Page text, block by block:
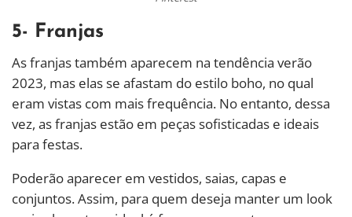
5- Franjas
As franjas também aparecem na tendência verão
2023, mas elas se afastam do estilo boho, no qual
eram vistas com mais frequência. No entanto, dessa
vez, as franjas estão em peças sofisticadas e ideais
para festas.
Poderão aparecer em vestidos, saias, capas e
conjuntos. Assim, para quem deseja manter um look